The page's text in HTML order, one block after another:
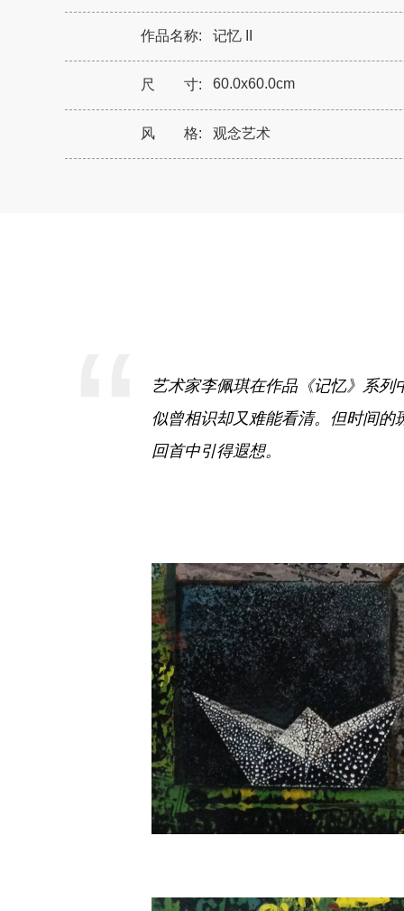
作品名称: 记忆 II
尺 寸: 60.0x60.0cm
风 格: 观念艺术
艺术家李佩琪在作品《记忆》系
似曾相识却又难能看清。但时间
回首中引得遐想。